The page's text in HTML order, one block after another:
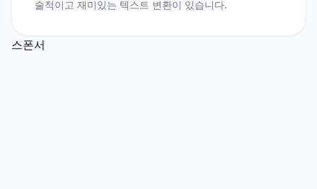
술적이고 재미있는 텍스트 변환이 있습니다.
스폰서